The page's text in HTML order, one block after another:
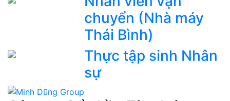
chuyển (Nhà máy
Thái Bình)
Thực tập sinh Nhân
sự